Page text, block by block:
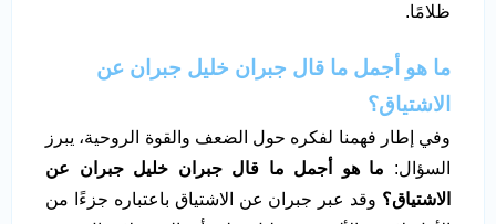
ظلامًا.
ما هو أجمل ما قال جبران خليل جبران عن
الاشتياق؟
وفي إطار فهمنا لفكره حول الضعف والقوة الروحية، يبرز
السؤال: ما هو أجمل ما قال جبران خليل جبران عن
الاشتياق؟ وقد عبر جبران عن الاشتياق باعتباره جزءًا من